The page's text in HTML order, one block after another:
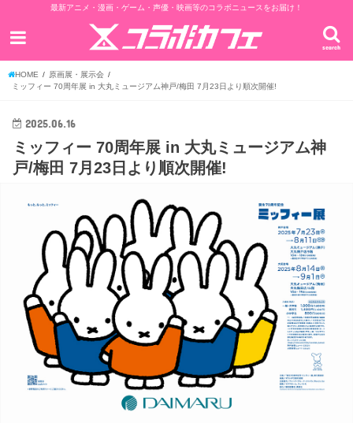
最新アニメ・漫画・ゲーム・声優・映画等のコラボニュースをお届け！
search
HOME
原画展・展示会
ミッフィー 70周年展 in 大丸ミュージアム神戸/梅田 7月23日より順次開催!
2025.06.16
ミッフィー 70周年展 in 大丸ミュージアム神
戸/梅田 7月23日より順次開催!